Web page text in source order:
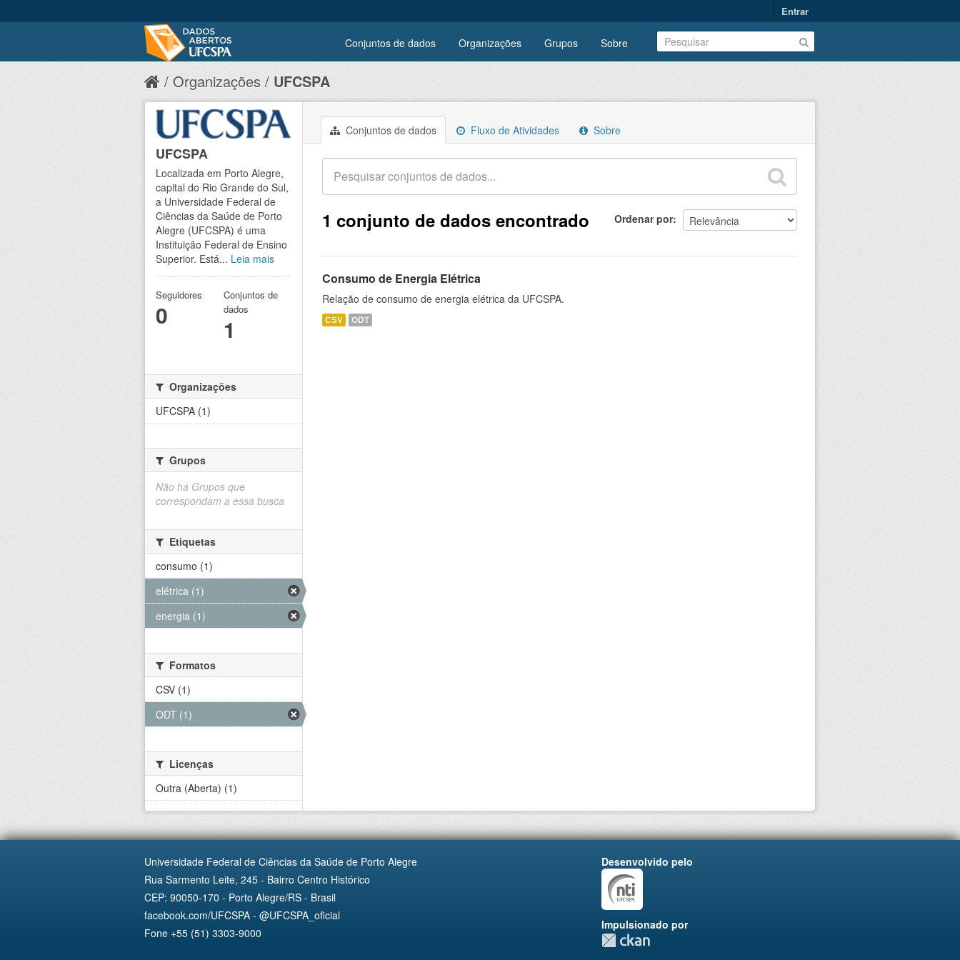
Entrar
Conjuntos de dados Organizações Grupos Sobre
Organizações UFCSPA
Conjuntos de dados Fluxo de Atividades Sobre
Ordenar por
1 conjunto de dados encontrado
Consumo de Energia Elétrica
Relação de consumo de energia elétrica da UFCSPA.
CSV ODT
UFCSPA
Localizada em Porto Alegre,
capital do Rio Grande do Sul,
a Universidade Federal de
Ciências da Saúde de Porto
Alegre (UFCSPA) é uma
Instituição Federal de Ensino
Superior. Está... Leia mais
Seguidores
0
Conjuntos de
dados
1
Organizações
UFCSPA (1)
Grupos
Não há Grupos que
correspondam a essa busca
Etiquetas
consumo (1)
elétrica (1)
energia (1)
Formatos
CSV (1)
ODT (1)
Licenças
Outra (Aberta) (1)
Universidade Federal de Ciências da Saúde de Porto Alegre
Rua Sarmento Leite, 245 - Bairro Centro Histórico
CEP: 90050-170 - Porto Alegre/RS - Brasil
facebook.com/UFCSPA - @UFCSPA_oficial
Fone +55 (51) 3303-9000
Desenvolvido pelo
Impulsionado por